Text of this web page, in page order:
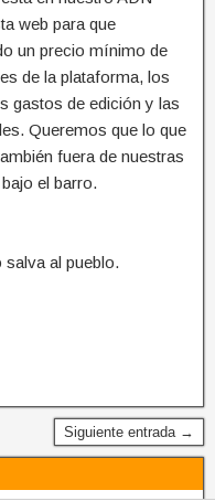
web para que
un precio mínimo de
de la plataforma, los
gastos de edición y las
Queremos que lo que
fuera de nuestras
el barro.
al pueblo.
Siguiente entrada →